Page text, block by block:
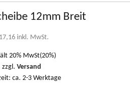
12mm Breit
17,16 inkl. MwSt.
20% MwSt(20%)
zzgl. Versand
ca. 2-3 Werktage